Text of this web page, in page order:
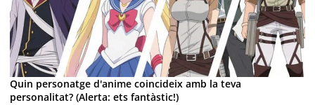
Quin personatge d'anime coincideix amb la teva
personalitat? (Alerta: ets fantàstic!)